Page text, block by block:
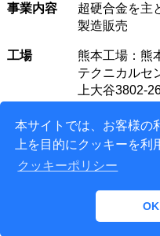
本サイトでは、お客様の
上を目的にクッキーを利
クッキーポリシー
OK
事業内容
超硬合金を主
製造販売
工場
熊本工場：熊
テクニカルセ
上大谷3802-
2026 NTT